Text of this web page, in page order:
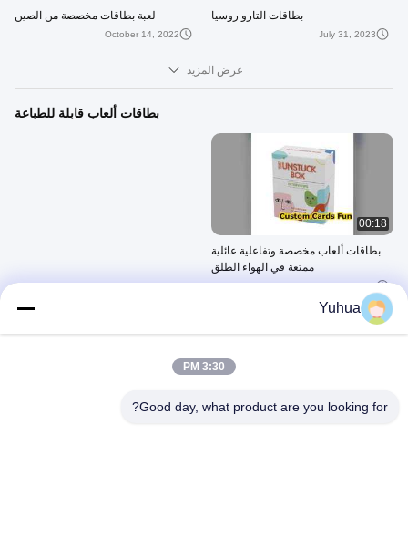
بطاقات التارو روسيا
July 31, 2023
لعبة بطاقات مخصصة من الصين
October 14, 2022
عرض المزيد
بطاقات ألعاب قابلة للطباعة
00:18
بطاقات ألعاب مخصصة وتفاعلية عائلية
ممتعة في الهواء الطلق
March 26, 2026
Yuhua
3:30 PM
Good day, what product are you looking for?